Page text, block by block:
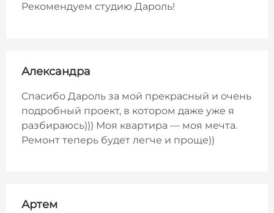
Рекомендуем студию Дароль!
Александра
Спасибо Дароль за мой прекрасный и очень
подробный проект, в котором даже уже я
разбираюсь))) Моя квартира — моя мечта.
Ремонт теперь будет легче и проще))
Артем